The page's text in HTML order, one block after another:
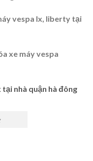
vespa lx, liberty tại
xe máy vespa
nhà quận hà đông